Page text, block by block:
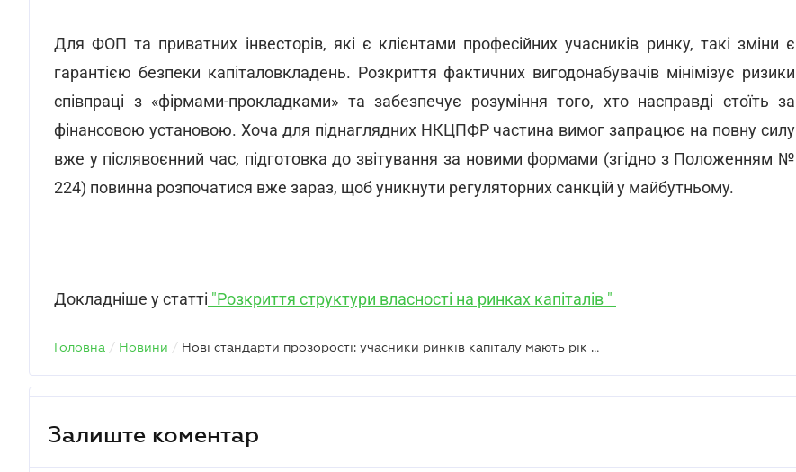
Для ФОП та приватних інвесторів, які є клієнтами професійних учасників ринку, такі зміни є
гарантією безпеки капіталовкладень. Розкриття фактичних вигодонабувачів мінімізує ризики
співпраці з «фірмами-прокладками» та забезпечує розуміння того, хто насправді стоїть за
фінансовою установою. Хоча для піднаглядних НКЦПФР частина вимог запрацює на повну силу
вже у післявоєнний час, підготовка до звітування за новими формами (згідно з Положенням №
224) повинна розпочатися вже зараз, щоб уникнути регуляторних санкцій у майбутньому.
Докладніше у статті "Розкриття структури власності на ринках капіталів "
Головна / Новини / Нові стандарти прозорості: учасники ринків капіталу мають рік на повне розкриття структури власності
Залиште коментар